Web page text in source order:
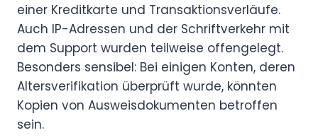
einer Kreditkarte und Transaktionsverläufe.
Auch IP-Adressen und der Schriftverkehr mit
dem Support wurden teilweise offengelegt.
Besonders sensibel: Bei einigen Konten, deren
Altersverifikation überprüft wurde, könnten
Kopien von Ausweisdokumenten betroffen
sein.